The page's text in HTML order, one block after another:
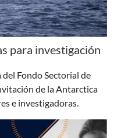
para investigación
Fondo Sectorial de
de la Antarctica
e investigadoras.